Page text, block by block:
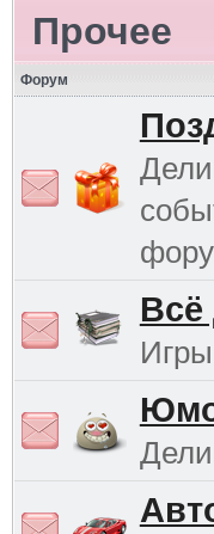
Прочее
Форум
Всё